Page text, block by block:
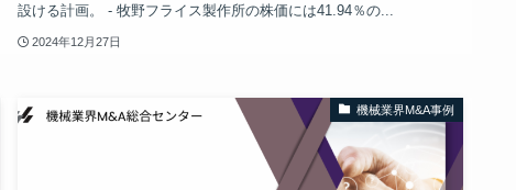
設ける計画。 - 牧野フライス製作所の株価には41.94％の...
2024年12月27日
機械業界M&A事例